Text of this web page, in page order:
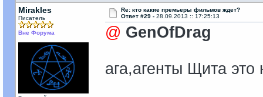
Mirakles
Писатель
Вне Форума
Re: кто какие премьеры фильмов ждет?
Ответ #29 - 28.09.2013 :: 17:25:13
@ GenOfDrag
ага,агенты Щита